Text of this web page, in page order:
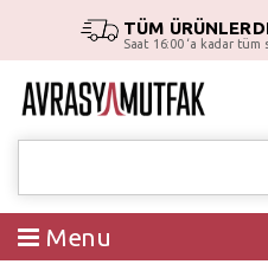
TÜM
Saat 16:00 ‘a kadar
Menu